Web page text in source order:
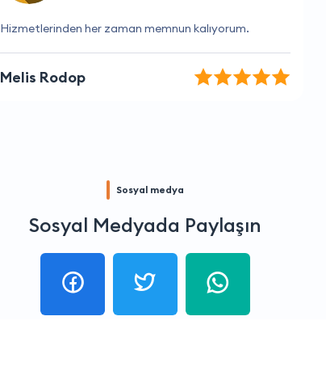
Müşteri hizmetleri çok yardımcı oldu, teşekkür ederim.
Kerem İpek
Sosyal medya
Sosyal Medyada Paylaşın